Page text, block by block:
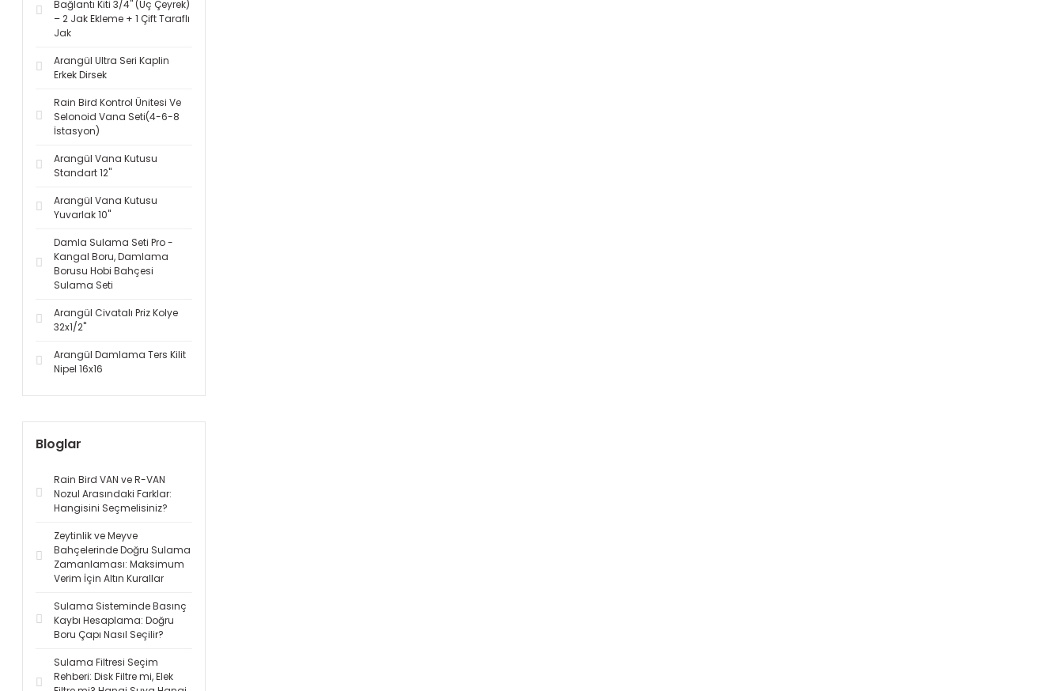
Bağlantı Kiti 3/4'' (Üç Çeyrek)
– 2 Jak Ekleme + 1 Çift Taraflı
Jak
Arangül Ultra Seri Kaplin
Erkek Dirsek
Rain Bird Kontrol Ünitesi Ve
Selonoid Vana Seti(4-6-8
İstasyon)
Arangül Vana Kutusu
Standart 12''
Arangül Vana Kutusu
Yuvarlak 10''
Damla Sulama Seti Pro -
Kangal Boru, Damlama
Borusu Hobi Bahçesi
Sulama Seti
Arangül Civatalı Priz Kolye
32x1/2''
Arangül Damlama Ters Kilit
Nipel 16x16
Bloglar
Rain Bird VAN ve R-VAN
Nozul Arasındaki Farklar:
Hangisini Seçmelisiniz?
Zeytinlik ve Meyve
Bahçelerinde Doğru Sulama
Zamanlaması: Maksimum
Verim İçin Altın Kurallar
Sulama Sisteminde Basınç
Kaybı Hesaplama: Doğru
Boru Çapı Nasıl Seçilir?
Sulama Filtresi Seçim
Rehberi: Disk Filtre mi, Elek